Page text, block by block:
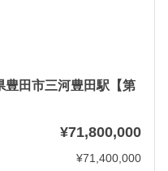
田市三河豊田駅【第
¥71,800,000
¥71,400,000